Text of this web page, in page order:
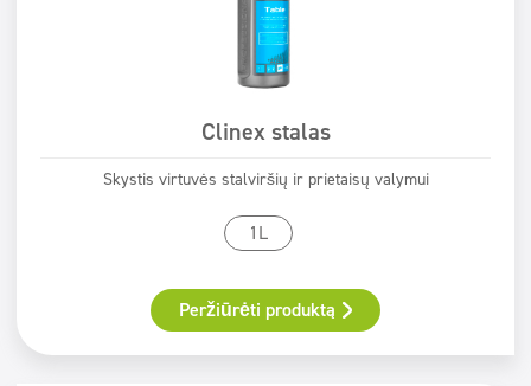
Clinex stalas
Skystis virtuvės stalviršių ir prietaisų valymui
1L
Peržiūrėti produktą